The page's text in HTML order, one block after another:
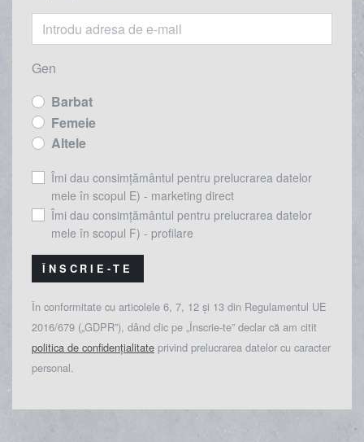
Gen
Barbat
Femeie
Altele
Îmi dau consimțământul pentru prelucrarea datelor
mele în scopul E) - marketing direct
Îmi dau consimțământul pentru prelucrarea datelor
mele în scopul F) - profilare
ÎNSCRIE-TE
În conformitate cu articolele 6, 7, 12 și 13 din Regulamentul UE
2016/679 („GDPR”), dând clic pe „Înscrie-te” declar că am citit
politica de confidențialitate privind prelucrarea datelor cu caracter
personal.